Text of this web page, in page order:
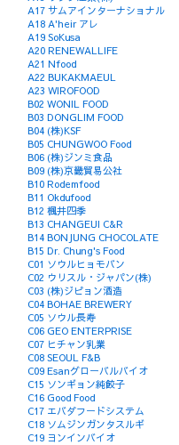
A17 サムアインターナショナル
A18 A'heir アレ
A19 SoKusa
A20 RENEWALLIFE
A21 Nfood
A22 BUKAKMAEUL
A23 WIROFOOD
B02 WONIL FOOD
B03 DONGLIM FOOD
B04 (株)KSF
B05 CHUNGWOO Food
B06 (株)ジンミ食品
B09 (株)京畿貿易公社
B10 Rodemfood
B11 Okdufood
B12 楓井四季
B13 CHANGEUI C&R
B14 BONJUNG CHOCOLATE
B15 Dr. Chung's Food
C01 ソウルヒョモバン
C02 ウリスル・ジャパン(株)
C03 (株)ジピョン酒造
C04 BOHAE BREWERY
C05 ソウル長寿
C06 GEO ENTERPRISE
C07 ヒチャン乳業
C08 SEOUL F&B
C09 Esanグローバルバイオ
C15 ソンギョン純餃子
C16 Good Food
C17 エバダフードシステム
C18 ソムジンガンタスルギ
C19 ヨンインバイオ